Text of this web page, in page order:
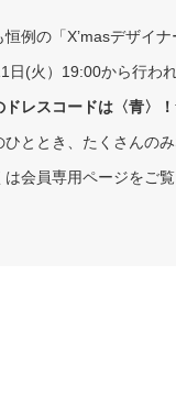
恒例の「X’masデザイ
日(火）19:00から行われ
ドレスコードは〈青〉！
ひととき、たくさんの
は会員専用ページをご覧